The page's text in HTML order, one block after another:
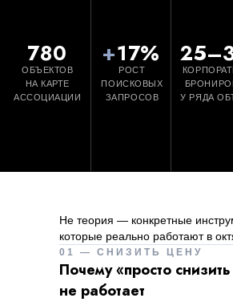
Не теория — конкретные
которые реально работают в
01 — СНИЗИТЬ ЦЕНУ
Почему «просто
не работает